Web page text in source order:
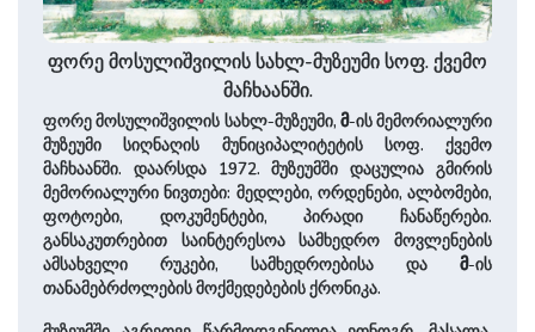
ფორე მოსულიშვილის სახლ-მუზეუმი სოფ. ქვემო
მაჩხაანში.
ფორე მოსულიშვილის სახლ-მუზეუმი, მ-ის მემორიალური
მუზეუმი სიღნაღის მუნიციპალიტეტის სოფ. ქვემო
მაჩხაანში. დაარსდა 1972. მუზეუმში დაცულია გმირის
მემორიალური ნივთები: მედლები, ორდენები, ალბომები,
ფოტოები, დოკუმენტები, პირადი ჩანაწერები.
განსაკუთრებით საინტერესოა სამხედრო მოვლენების
ამსახველი რუკები, სამხედროებისა დამ-ის
თანამებრძოლების მოქმედებების ქრონიკა.